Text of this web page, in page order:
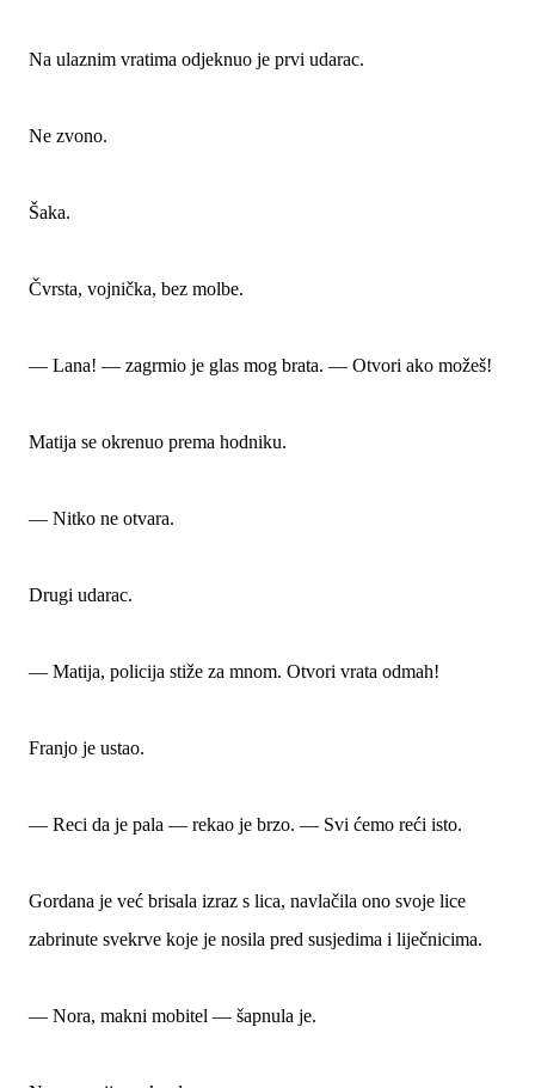
Na ulaznim vratima odjeknuo je prvi udarac.
Ne zvono.
Šaka.
Čvrsta, vojnička, bez molbe.
— Lana! — zagrmio je glas mog brata. — Otvori ako možeš!
Matija se okrenuo prema hodniku.
— Nitko ne otvara.
Drugi udarac.
— Matija, policija stiže za mnom. Otvori vrata odmah!
Franjo je ustao.
— Reci da je pala — rekao je brzo. — Svi ćemo reći isto.
Gordana je već brisala izraz s lica, navlačila ono svoje lice
zabrinute svekrve koje je nosila pred susjedima i liječnicima.
— Nora, makni mobitel — šapnula je.